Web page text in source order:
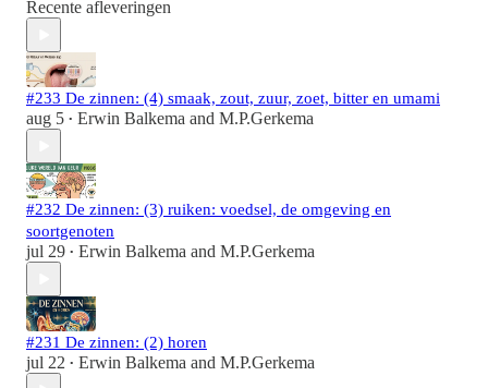
Recente afleveringen
#233 De zinnen: (4) smaak, zout, zuur, zoet, bitter en umami
aug 5 • Erwin Balkema and M.P.Gerkema
#232 De zinnen: (3) ruiken: voedsel, de omgeving en
soortgenoten
jul 29 • Erwin Balkema and M.P.Gerkema
#231 De zinnen: (2) horen
jul 22 • Erwin Balkema and M.P.Gerkema